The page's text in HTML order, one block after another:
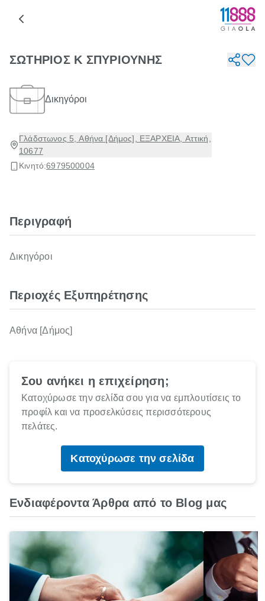
ΣΩΤΗΡΙΟΣ Κ ΣΠΥΡΙΟΥΝΗΣ
Δικηγόροι
Γλάδστωνος 5, Αθήνα [Δήμος], ΕΞΑΡΧΕΙΑ, Αττική,
10677
Κινητό:6979500004
Περιγραφή
Δικηγόροι
Περιοχές Εξυπηρέτησης
Αθήνα [Δήμος]
Σου ανήκει η επιχείρηση;
Κατοχύρωσε την σελίδα σου για να εμπλουτίσεις το
προφίλ και να προσελκύσεις περισσότερους
πελάτες.
Κατοχύρωσε την σελίδα
Ενδιαφέροντα Άρθρα από το Blog μας